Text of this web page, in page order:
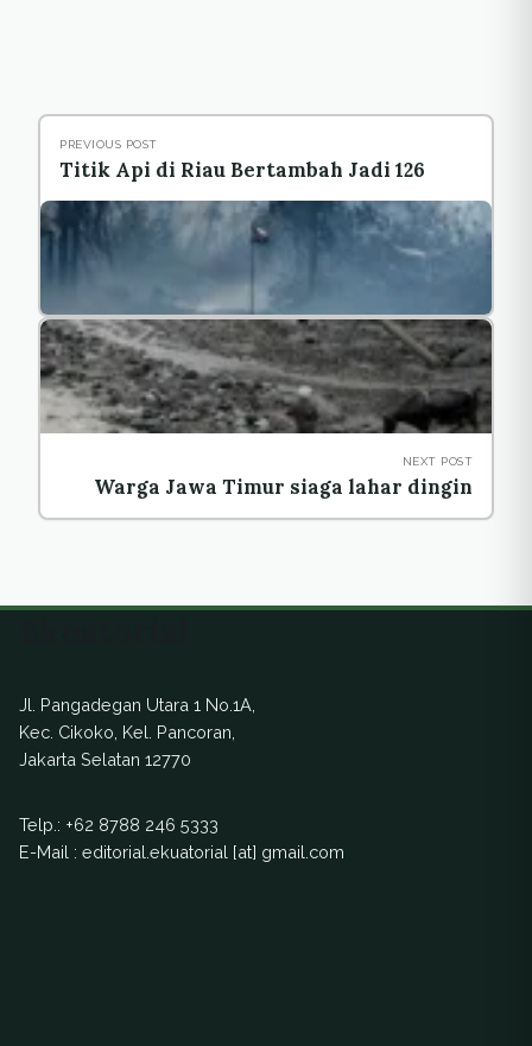
PREVIOUS POST
Titik Api di Riau Bertambah Jadi 126
NEXT POST
Warga Jawa Timur siaga lahar dingin
Jl. Pangadegan Utara 1 No.1A,
Kec. Cikoko, Kel. Pancoran,
Jakarta Selatan 12770
Telp.: +62 8788 246 5333
E-Mail : editorial.ekuatorial [at] gmail.com